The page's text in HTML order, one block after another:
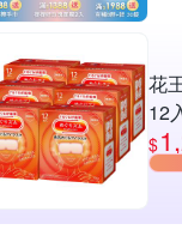
花
12
選)
$